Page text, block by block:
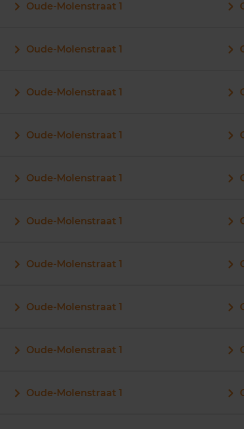
Oude-Molenstraat 1
Oude-Molenstraat 1
Oude-Molenstraat 1
Oude-Molenstraat 1
Oude-Molenstraat 1
Oude-Molenstraat 1
Oude-Molenstraat 1
Oude-Molenstraat 1
Oude-Molenstraat 1
Oude-Molenstraat 1